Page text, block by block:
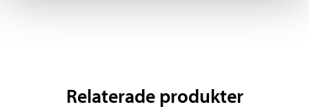
Relaterade produkter